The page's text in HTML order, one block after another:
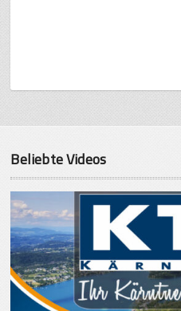
Beliebte Videos